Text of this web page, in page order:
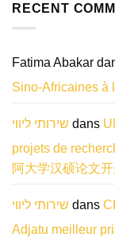
RECENT
Fatima Abakar
Sino-Africaines à
שירותי ליווי dans
projets de
阿大学汉硕论文
שירותי ליווי dans
Adjatu meilleur